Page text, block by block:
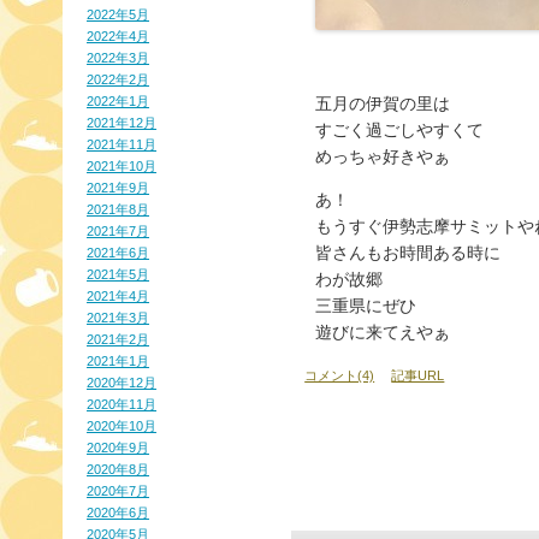
2022年5月
2022年4月
2022年3月
2022年2月
2022年1月
2021年12月
2021年11月
2021年10月
2021年9月
2021年8月
2021年7月
2021年6月
2021年5月
2021年4月
2021年3月
2021年2月
2021年1月
2020年12月
2020年11月
2020年10月
2020年9月
2020年8月
2020年7月
2020年6月
2020年5月
五月の伊賀の里は
すごく過ごしやすくて
めっちゃ好きやぁ
あ！
もうすぐ伊勢志摩サミットや
皆さんもお時間ある時に
わが故郷
三重県にぜひ
遊びに来てえやぁ
コメント(4) 記事URL